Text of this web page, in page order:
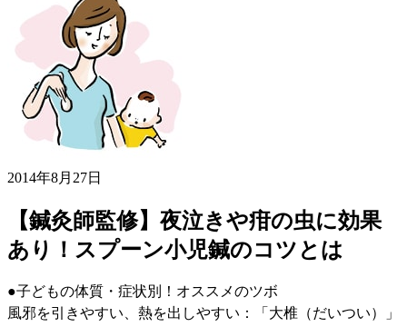
2014年8月27日
【鍼灸師監修】夜泣きや疳の虫に効果
あり！スプーン小児鍼のコツとは
●子どもの体質・症状別！オススメのツボ
風邪を引きやすい、熱を出しやすい：「大椎（だいつい）」